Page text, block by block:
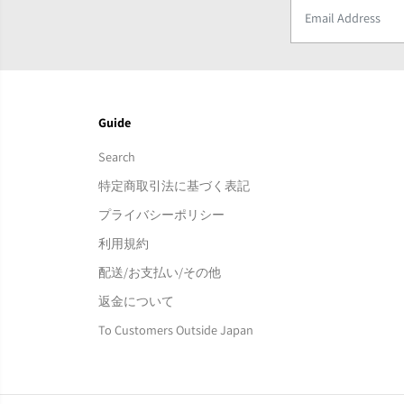
Guide
Search
特定商取引法に基づく表記
プライバシーポリシー
利用規約
配送/お支払い/その他
返金について
To Customers Outside Japan